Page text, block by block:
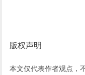
版权声明
本文仅代表作者观点，